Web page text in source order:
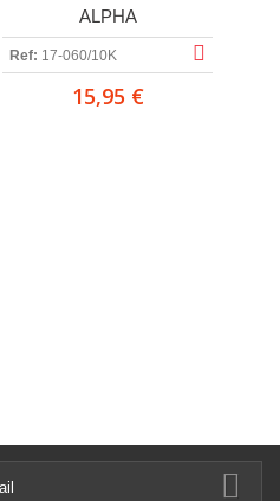
ALPHA
Ref: 17-060/10K
15,95 €